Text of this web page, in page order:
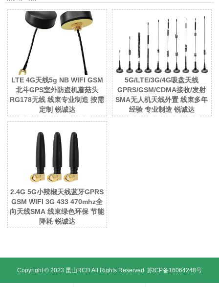
LTE 4G天线5g NB WIFI GSM
北斗GPS室外防盗机蘑菇头
RG178无线 线束专业制造 按需
定制 锐诚达
5G/LTE/3G/4G吸盘天线
GPRS/GSM/CDMA接收/发射
SMA无人机天线外置 线束多年
经验 专业制造 锐诚达
2.4G 5G小辣椒天线蓝牙GPRS
GSM WIFI 3G 433 470mhz全
向天线SMA 线束绿色环保 节能
降耗 锐诚达
Copyright © 2023 昆山RCD All Rights Reserved. 苏ICP备16064248号